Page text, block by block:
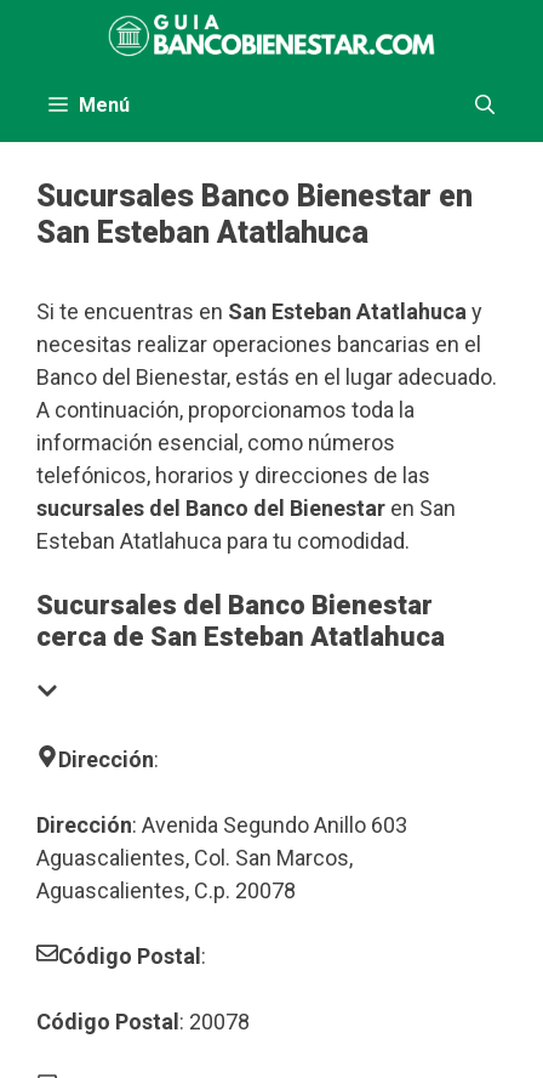
Menú
Sucursales Banco Bienestar en
San Esteban Atatlahuca
Si te encuentras en San Esteban Atatlahuca y
necesitas realizar operaciones bancarias en el
Banco del Bienestar, estás en el lugar adecuado.
A continuación, proporcionamos toda la
información esencial, como números
telefónicos, horarios y direcciones de las
sucursales del Banco del Bienestar en San
Esteban Atatlahuca para tu comodidad.
Sucursales del Banco Bienestar
cerca de San Esteban Atatlahuca
Dirección:
Dirección: Avenida Segundo Anillo 603
Aguascalientes, Col. San Marcos,
Aguascalientes, C.p. 20078
Código Postal :
Código Postal : 20078